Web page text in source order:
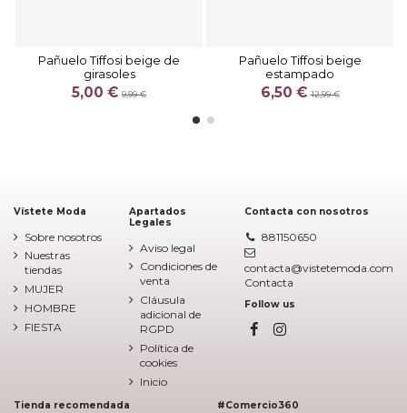
Pañuelo Tiffosi beige de
girasoles
5,00 € 9,99 €
Pañuelo Tiffosi beige
estampado
6,50 €12,99 €
Vístete Moda
Sobre nosotros
Nuestras
tiendas
MUJER
HOMBRE
FIESTA
Apartados
Legales
Aviso legal
Condiciones de
venta
Cláusula
adicional de
RGPD
Política de
cookies
Inicio
Contacta con nosotros
881150650
contacta@vistetemoda.com
Contacta
Follow us
Tienda recomendada #Comercio360